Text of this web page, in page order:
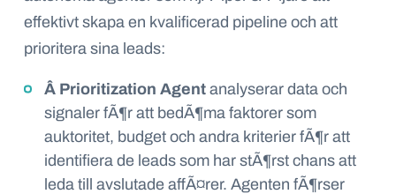
effektivt skapa en kvalificerad pipeline och att
prioritera sina leads:
Â Prioritization Agentanalyserar data och
signaler fÃ¶r att bedÃ¶ma faktorer som
auktoritet, budget och andra kriterier fÃ¶r att
identifiera de leads som har stÃ¶rst chans att
leda till avslutade affÃ¤rer. Agenten fÃ¶rser